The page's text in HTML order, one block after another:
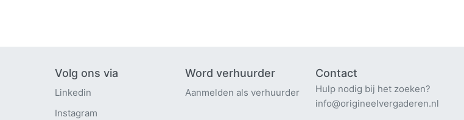
Volg ons via
Linkedin
Instagram
Word verhuurder
Aanmelden als verhuurder
Contact
Hulp nodig bij het zoeken?
info@origineelvergaderen.nl